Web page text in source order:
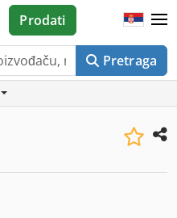
Pretraga
Prodati